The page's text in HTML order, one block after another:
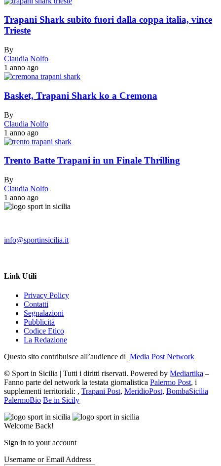
Trapani Shark subito fuori dalla coppa italia, vince
Trieste
By
Claudia Nolfo
1 anno ago
Basket, Trapani Shark ko a Cremona
By
Claudia Nolfo
1 anno ago
Trento Batte Trapani in un Finale Thrilling
By
Claudia Nolfo
1 anno ago
info@sportinsicilia.it
Link Utili
Privacy Policy
Contatti
Segnalazioni
Pubblicità
Codice Etico
La Redazione
Questo sito contribuisce all’audience di Media Post Network
© Sport in Sicilia | Tutti i diritti riservati. Powered by Mediartika –
Fanno parte del network la testata giornalistica Palermo Post, i
supplementi territoriali: , Trapani Post, MeridioPost, BombaSicilia
PalermoBio Be in Sicily
Welcome Back!
Sign in to your account
Username or Email Address